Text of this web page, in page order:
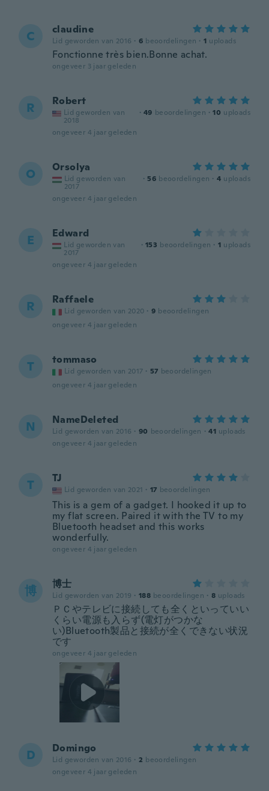
C claudine
Lid geworden van 2016 · 6 beoordelingen · 1 uploads
Fonctionne très bien.Bonne achat.
ongeveer 3 jaar geleden
R Robert
Lid geworden van
2018
· 49 beoordelingen · 10 uploads
ongeveer 4 jaar geleden
O Orsolya
Lid geworden van
2017
· 56 beoordelingen · 4 uploads
ongeveer 4 jaar geleden
E Edward
Lid geworden van
2017
· 153 beoordelingen · 1 uploads
ongeveer 4 jaar geleden
R Raffaele
Lid geworden van 2020 · 9 beoordelingen
ongeveer 4 jaar geleden
T tommaso
Lid geworden van 2017 · 57 beoordelingen
ongeveer 4 jaar geleden
N NameDeleted
Lid geworden van 2016 · 90 beoordelingen · 41 uploads
ongeveer 4 jaar geleden
T TJ
Lid geworden van 2021 · 17 beoordelingen
This is a gem of a gadget. I hooked it up to
my flat screen. Paired it with the TV to my
Bluetooth headset and this works
wonderfully.
ongeveer 4 jaar geleden
博 博士
Lid geworden van 2019 · 188 beoordelingen · 8 uploads
ＰＣやテレビに接続しても全くといっていい
くらい電源も入らず(電灯がつかな
い)Bluetooth製品と接続が全くできない状況
です
ongeveer 4 jaar geleden
D Domingo
Lid geworden van 2016 · 2 beoordelingen
ongeveer 4 jaar geleden